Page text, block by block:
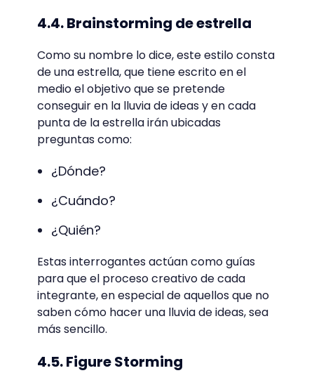
4.4. Brainstorming de estrella
Como su nombre lo dice, este estilo consta
de una estrella, que tiene escrito en el
medio el objetivo que se pretende
conseguir en la lluvia de ideas y en cada
punta de la estrella irán ubicadas
preguntas como:
¿Dónde?
¿Cuándo?
¿Quién?
Estas interrogantes actúan como guías
para que el proceso creativo de cada
integrante, en especial de aquellos que no
saben cómo hacer una lluvia de ideas, sea
más sencillo.
4.5. Figure Storming